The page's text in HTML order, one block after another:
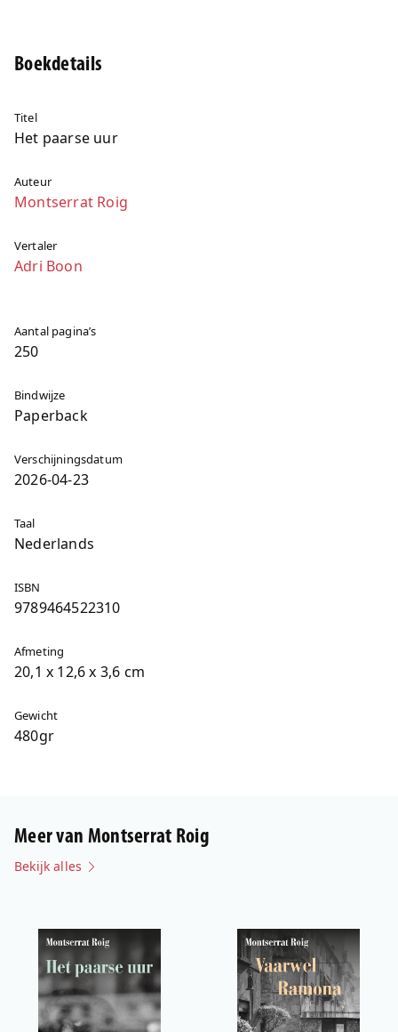
Boekdetails
Titel
Het paarse uur
Auteur
Montserrat Roig
Vertaler
Adri Boon
Aantal pagina’s
250
Bindwijze
Paperback
Verschijningsdatum
2026-04-23
Taal
Nederlands
ISBN
9789464522310
Afmeting
20,1 x 12,6 x 3,6 cm
Gewicht
480gr
Meer van Montserrat Roig
Bekijk alles